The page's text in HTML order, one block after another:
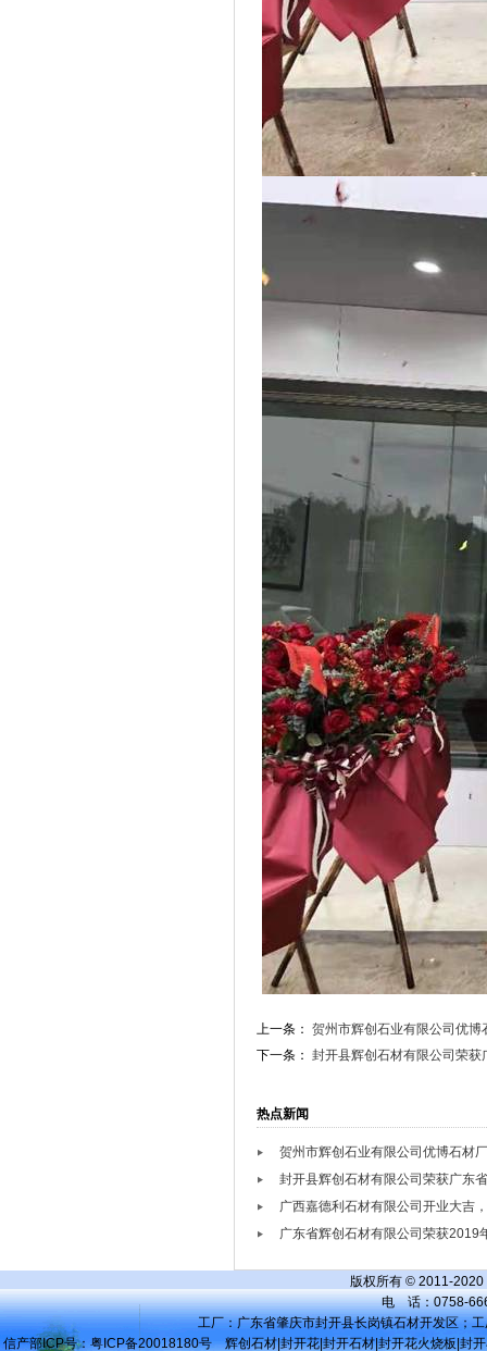
上一条： 贺州市辉创石业有限公司优
下一条： 封开县辉创石材有限公司荣
热点新闻
贺州市辉创石业有限公司优博石材
封开县辉创石材有限公司荣获广东
广西嘉德利石材有限公司开业大吉
广东省辉创石材有限公司荣获2019
版权所有 © 2011-
电 话：0758-
工厂：广东省肇庆市封开县长岗镇石材开发区；
信产部ICP号： 粤ICP备20018180号辉创石材|封开花|封开石材|封开花火烧板|封开